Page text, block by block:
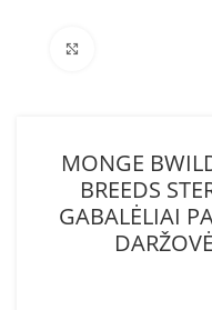
MONGE
BREEDS
GABALĖLIAI